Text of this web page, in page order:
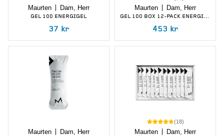
Maurten Dam, Herr
GEL 100 ENERGIGEL
37 kr
Maurten Dam, Herr
GEL 100 BOX 12-PACK ENERGIGEL
453 kr
Maurten Dam, Herr
(18)
Maurten Dam, Herr